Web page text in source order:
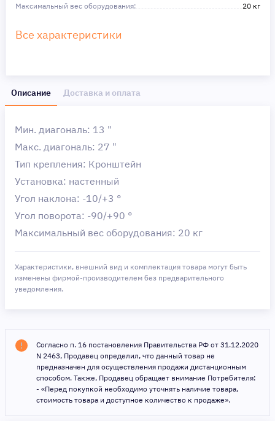
Максимальный вес оборудования: 20 кг
Все характеристики
Описание Доставка и оплата
Мин. диагональ: 13 "
Макс. диагональ: 27 "
Тип крепления: Кронштейн
Установка: настенный
Угол наклона: -10/+3 °
Угол поворота: -90/+90 °
Максимальный вес оборудования: 20 кг
Характеристики, внешний вид и комплектация товара могут быть
изменены фирмой-производителем без предварительного
уведомления.
Согласно п. 16 постановления Правительства РФ от 31.12.2020
N 2463, Продавец определил, что данный товар не
предназначен для осуществления продажи дистанционным
способом. Также, Продавец обращает внимание Потребителя:
- «Перед покупкой необходимо уточнять наличие товара,
стоимость товара и доступное количество к продаже».